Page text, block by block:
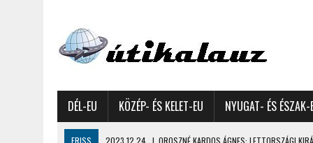
DÉL-EU KÖZÉP- ÉS KELET-EU NYUGAT- ÉS ÉSZAK-
FRISS 2023.12.09. | GYŐRFFY GYULA: 4600 KILOMÉTERES